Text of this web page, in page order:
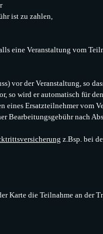
ist zu zahlen,
eine Veranstaltung vom
vor der Veranstaltung, so
so wird er automatisch für
Ersatzteilnehmer vom
Bearbeitungsgebühr nach
z.Bsp. bei
Karte die Teilnahme an der